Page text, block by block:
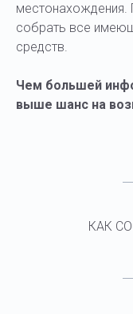
собрать все
средств.
Чем большей
выше шанс на
КАК